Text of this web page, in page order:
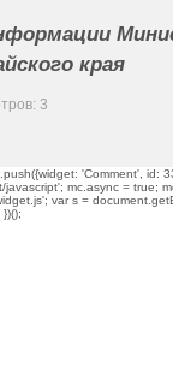
края
3
'Comment', id:
javascript'; mc.async = true;
var s =